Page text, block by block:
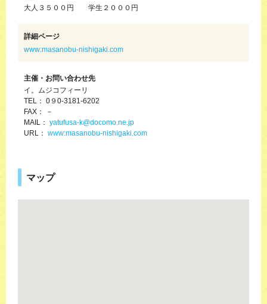
大人３５００円 学生２０００円
詳細ページ
www:masanobu-nishigaki.com
主催・お問い合わせ先
イ。ムジコフィーリ
TEL： 0９0-3181-6202
FAX： －
MAIL： yatufusa-k@docomo.ne.jp
URL： www:masanobu-nishigaki.com
マップ